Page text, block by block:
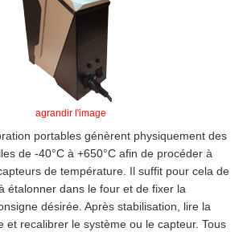
agrandir l'image
portables génèrent physiquement des
de -40°C à +650°C afin de procéder à
de température. Il suffit pour cela de
étalonner dans le four et de fixer la
désirée. Après stabilisation, lire la
et recalibrer le système ou le capteur. Tous